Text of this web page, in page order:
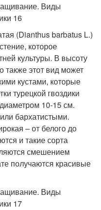
(Dianthus barbatus L.)
которое
культуры. В высоту
также этот вид может
кустами, которые
турецкой гвоздики
10-15 см.
бархатистыми.
– от белого до
и такие сорта
смешением
получаются красивые